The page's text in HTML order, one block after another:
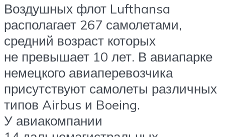
Воздушных флот Lufthansa
располагает 267 самолетами,
средний возраст которых
не превышает 10 лет. В авиапарке
немецкого авиаперевозчика
присутствуют самолеты различных
типов Airbus и Boeing.
У авиакомпании